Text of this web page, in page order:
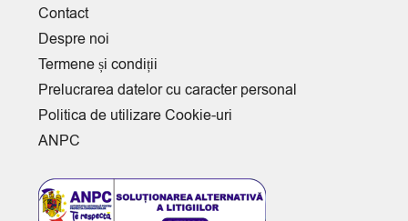
Contact
Despre noi
Termene și condiții
Prelucrarea datelor cu caracter personal
Politica de utilizare Cookie-uri
ANPC